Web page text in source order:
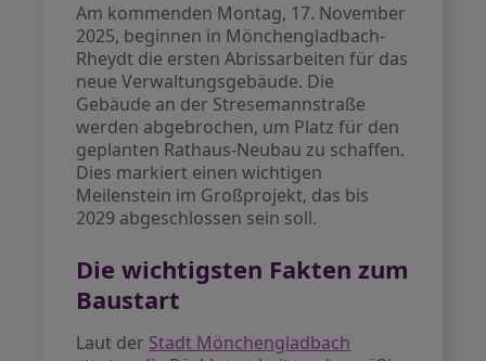
Am kommenden Montag, 17. November
2025, beginnen in Mönchengladbach-
Rheydt die ersten Abrissarbeiten für das
neue Verwaltungsgebäude. Die
Gebäude an der Stresemannstraße
werden abgebrochen, um Platz für den
geplanten Rathaus-Neubau zu schaffen.
Dies markiert einen wichtigen
Meilenstein im Großprojekt, das bis
2029 abgeschlossen sein soll.
Die wichtigsten Fakten zum
Baustart
Laut der Stadt Mönchengladbach